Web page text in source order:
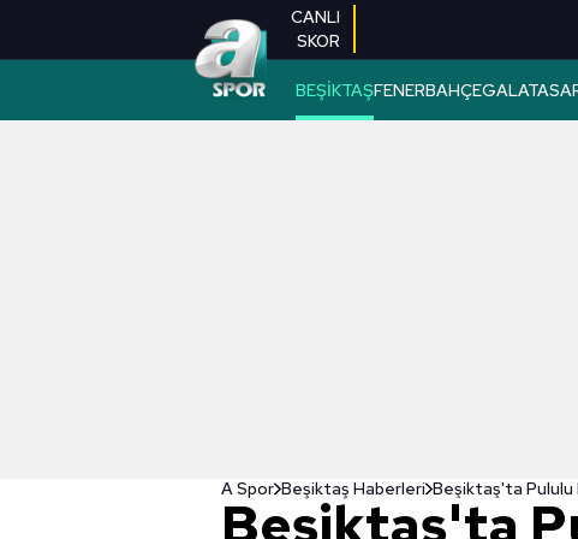
CANLI
SKOR
BEŞİKTAŞFENERBAHÇE
A Spor Beşiktaş Haberleri Beşiktaş'ta Pululu
Beşiktaş'ta